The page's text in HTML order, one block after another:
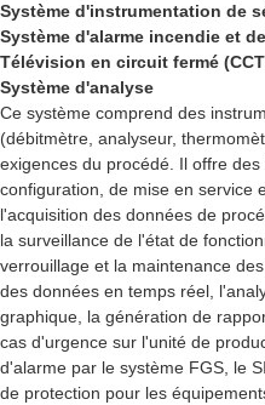
Système d'instrumentation de
Système d'alarme incendie et
Télévision en circuit fermé
Système d'analyse
Ce système comprend des
(débitmètre, analyseur,
exigences du procédé. Il offre
configuration, de mise en service
l'acquisition des données de
la surveillance de l'état de
verrouillage et la maintenance
des données en temps réel,
graphique, la génération de
cas d'urgence sur l'unité de
d'alarme par le système FGS, le
de protection pour les